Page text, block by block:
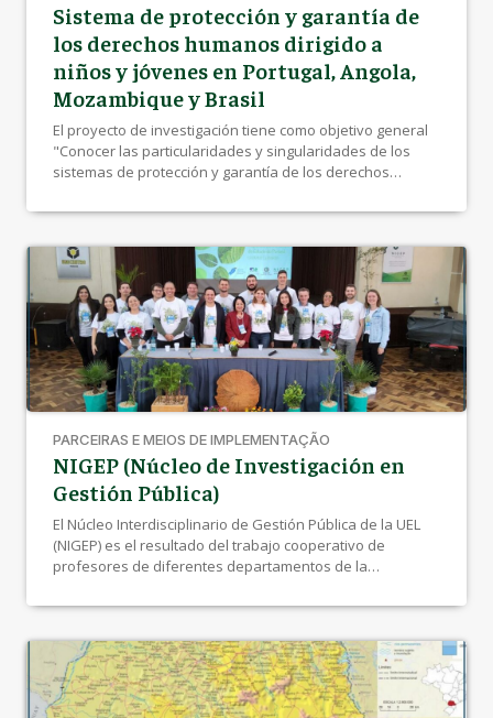
Sistema de protección y garantía de
los derechos humanos dirigido a
niños y jóvenes en Portugal, Angola,
Mozambique y Brasil
El proyecto de investigación tiene como objetivo general
"Conocer las particularidades y singularidades de los
sistemas de protección y garantía de los derechos
Angola, Mozambique y Brasil", desde 2019 la
comparativa y analizada a partir de las categorías de
clase, raza, género y colonialidad.
PARCEIRAS E MEIOS DE IMPLEMENTAÇÃO
NIGEP (Núcleo de Investigación en
Gestión Pública)
El Núcleo Interdisciplinario de Gestión Pública de la UEL
(NIGEP) es el resultado del trabajo cooperativo de
profesores de diferentes departamentos de la
perspectiva INTERDISCIPLINAR.